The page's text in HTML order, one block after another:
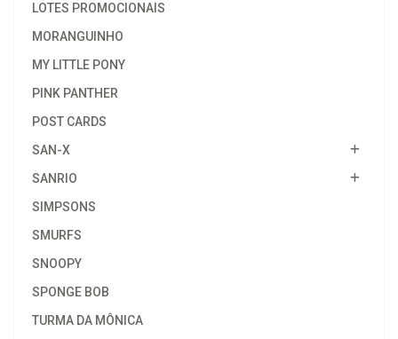
LOTES PROMOCIONAIS
MORANGUINHO
MY LITTLE PONY
PINK PANTHER
POST CARDS
SAN-X
SANRIO
SIMPSONS
SMURFS
SNOOPY
SPONGE BOB
TURMA DA MÔNICA